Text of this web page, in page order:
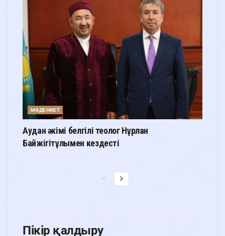
МӘДЕНИЕТ
Аудан әкімі белгілі теолог Нұрлан
Байжігітұлымен кездесті
Пікір қалдыру